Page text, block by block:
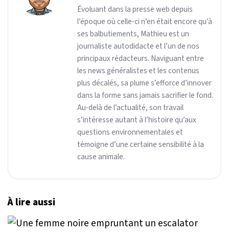
Évoluant dans la presse web depuis
l’époque où celle-ci n’en était encore qu’à
ses balbutiements, Mathieu est un
journaliste autodidacte et l’un de nos
principaux rédacteurs. Naviguant entre
les news généralistes et les contenus
plus décalés, sa plume s’efforce d’innover
dans la forme sans jamais sacrifier le fond.
Au-delà de l’actualité, son travail
s’intéresse autant à l’histoire qu’aux
questions environnementales et
témoigne d’une certaine sensibilité à la
cause animale.
À lire aussi